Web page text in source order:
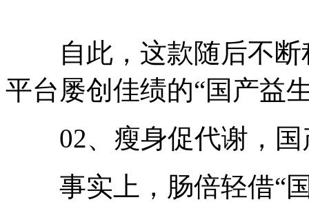
自此，这款随后不断
平台屡创佳绩的“国产益
02、瘦身促代谢，国
事实上，肠倍轻借“国